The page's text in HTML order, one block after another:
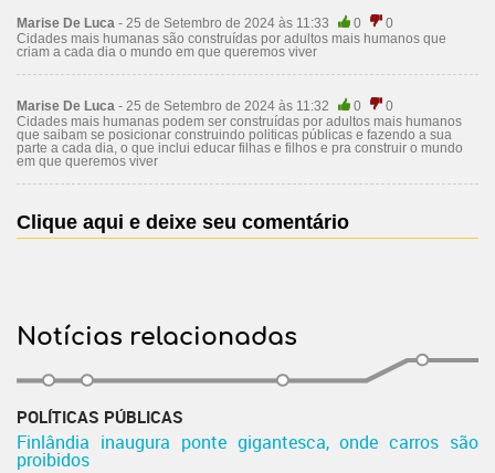
Marise De Luca - 25 de Setembro de 2024 às 11:33 0
0
Cidades mais humanas são construídas por adultos mais humanos que
criam a cada dia o mundo em que queremos viver
Marise De Luca - 25 de Setembro de 2024 às 11:32 0
0
Cidades mais humanas podem ser construídas por adultos mais humanos
que saibam se posicionar construindo politicas públicas e fazendo a sua
parte a cada dia, o que inclui educar filhas e filhos e pra construir o mundo
em que queremos viver
Clique aqui e deixe seu comentário
Notícias relacionadas
POLÍTICAS PÚBLICAS
Finlândia inaugura ponte gigantesca, onde carros são
proibidos